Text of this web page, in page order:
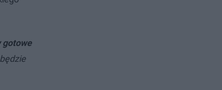
gotowe